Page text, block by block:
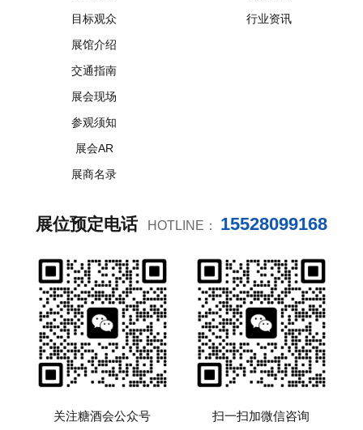
目标观众
展馆介绍
交通指南
展会现场
参观须知
展会AR
展商名录
行业资讯
展位预定电话 HOTLINE： 15528099168
关注糖酒会公众号 扫一扫加微信咨询